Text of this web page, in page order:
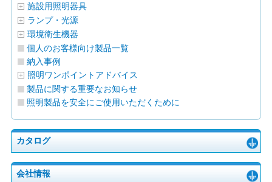
施設用照明器具
ランプ・光源
環境衛生機器
個人のお客様向け製品一覧
納入事例
照明ワンポイントアドバイス
製品に関する重要なお知らせ
照明製品を安全にご使用いただくために
カタログ
会社情報